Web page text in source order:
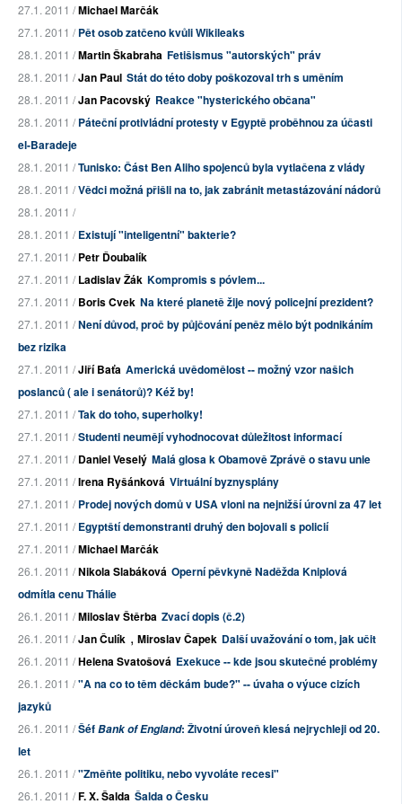
27.1. 2011 /Michael Marčák
27.1. 2011 /Pět osob zatčeno kvůli Wikileaks
28.1. 2011 /Martin Škabraha Fetišismus "autorských" práv
28.1. 2011 /Jan Paul Stát do této doby poškozoval trh s uměním
28.1. 2011 /Jan Pacovský Reakce "hysterického občana"
28.1. 2011 /Páteční protivládní protesty v Egyptě proběhnou za účasti
el-Baradeje
28.1. 2011 /Tunisko: Část Ben Aliho spojenců byla vytlačena z vlády
28.1. 2011 /Vědci možná přišli na to, jak zabránit metastázování nádorů
28.1. 2011 /
28.1. 2011 /Existují "inteligentní" bakterie?
27.1. 2011 /Petr Ďoubalík
27.1. 2011 /Ladislav Žák Kompromis s póvlem...
27.1. 2011 /Boris Cvek Na které planetě žije nový policejní prezident?
27.1. 2011 /Není důvod, proč by půjčování peněz mělo být podnikáním
bez rizika
27.1. 2011 /Jiří Baťa Americká uvědomělost -- možný vzor našich
poslanců ( ale i senátorů)? Kéž by!
27.1. 2011 /Tak do toho, superholky!
27.1. 2011 /Studenti neumějí vyhodnocovat důležitost informací
27.1. 2011 /Daniel Veselý Malá glosa k Obamově Zprávě o stavu unie
27.1. 2011 /Irena Ryšánková Virtuální byznysplány
27.1. 2011 /Prodej nových domů v USA vloni na nejnižší úrovni za 47 let
27.1. 2011 /Egyptští demonstranti druhý den bojovali s policií
27.1. 2011 /Michael Marčák
26.1. 2011 /Nikola Slabáková Operní pěvkyně Naděžda Kniplová
odmítla cenu Thálie
26.1. 2011 /Miloslav Štěrba Zvací dopis (č.2)
26.1. 2011 /Jan Čulík , Miroslav Čapek Další uvažování o tom, jak učit
26.1. 2011 /Helena Svatošová Exekuce -- kde jsou skutečné problémy
26.1. 2011 /"A na co to těm děckám bude?" -- úvaha o výuce cizích
jazyků
26.1. 2011 /ŠéfBank of England: Životní úroveň klesá nejrychleji od 20.
let
26.1. 2011 /"Změňte politiku, nebo vyvoláte recesi"
26.1. 2011 /F. X. Šalda Šalda o Česku